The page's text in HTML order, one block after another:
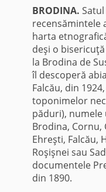
BRODINA.
recensămintele
harta
deşi o
la Brodina de
îl descoperă
Falcău, din
toponimelor
păduri),
Brodina, Cornu,
Ehreşti, Falcău,
Roşişnei sau
documentele
din 1890.